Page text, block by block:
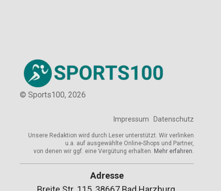
© Sports100, 2026
Impressum Datenschutz
Unsere Redaktion wird durch Leser unterstützt. Wir verlinken
u.a. auf ausgewählte Online-Shops und Partner,
von denen wir ggf. eine Vergütung erhalten. Mehr erfahren.
Adresse